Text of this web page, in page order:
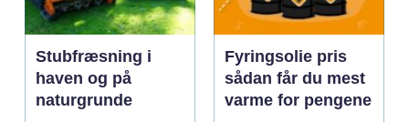
Stubfræsning i
haven og på
naturgrunde
Fyringsolie pris
sådan får du mest
varme for pengene